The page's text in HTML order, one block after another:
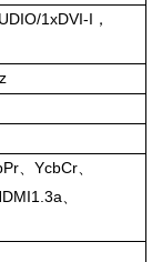
1xDVI-I，
、YcbCr、
、